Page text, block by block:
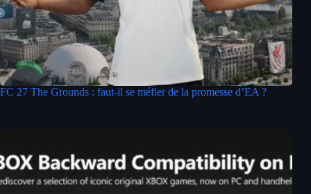
FC 27 The Grounds : faut-il se méfier de la promesse d’EA ?